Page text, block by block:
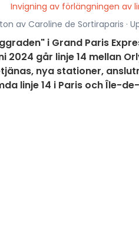
Invigning av förlängningen av
av Caroline de Sortiraparis ·
i Grand Paris
2024 går linje 14 mellan
nya stationer,
linje 14 i Paris och Île-